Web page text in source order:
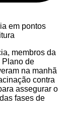
membros da
Plano de
na manhã
contra
assegurar o
fases de